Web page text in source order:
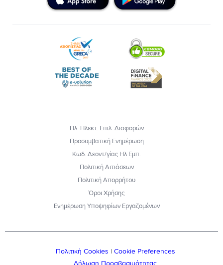
Πλ. Ηλεκτ. Επιλ. Διαφορών
Προσυμβατική Ενημέρωση
Κωδ. Δεοντ/γίας Ηλ Εμπ.
Πολιτική Αιτιάσεων
Πολιτική Απορρήτου
Όροι Χρήσης
Ενημέρωση Υποψηφίων Εργαζομένων
Πολιτική Cookies
Cookie Preferences
Δήλωση Προσβασιμότητας